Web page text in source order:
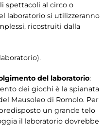
spettacoli al circo o
laboratorio si utilizzeranno
ricostruiti dalla
del laboratorio:
dei giochi è la spianata
Mausoleo di Romolo. Per
un grande telo
il laboratorio dovrebbe